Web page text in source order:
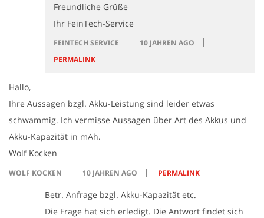
Freundliche Grüße
Ihr FeinTech-Service
FEINTECH SERVICE
10 JAHREN AGO
PERMALINK
Hallo,
Ihre Aussagen bzgl. Akku-Leistung sind leider etwas
schwammig. Ich vermisse Aussagen über Art des Akkus und
Akku-Kapazität in mAh.
Wolf Kocken
WOLF KOCKEN 10 JAHREN AGO PERMALINK
Betr. Anfrage bzgl. Akku-Kapazität etc.
Die Frage hat sich erledigt. Die Antwort findet sich